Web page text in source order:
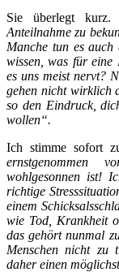
Sie überlegt kurz.
Anteilnahme zu
Manche tun es
wissen, was für eine
es uns meist nervt?
gehen nicht wirklich
so den Eindruck,
wollen“.
Ich stimme sofort
ernstgenommen
wohlgesonnen ist!
richtige
einem
wie Tod, Krankheit
das gehört nunmal
Menschen nicht zu
daher einen